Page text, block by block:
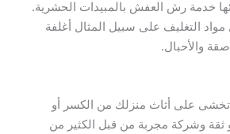
خدمة رش العفش بالمبيدات الحشرية.
التغليف على سبيل المثال أغلفة
والأحبال.
تخشى على أثاث منزلك من الكسر أو
وشركة مجربة من قبل الكثير من